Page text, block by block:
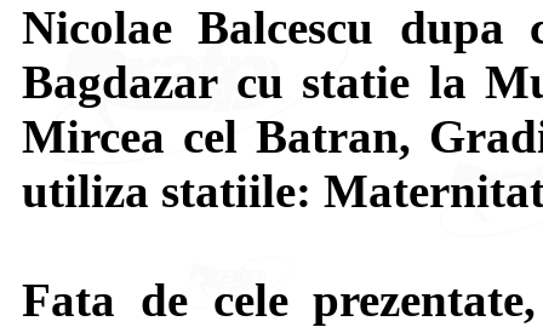
Nicolae Balcescu
Bagdazar cu statie la
Mircea cel Batran,
utiliza statiile:
Fata de cele